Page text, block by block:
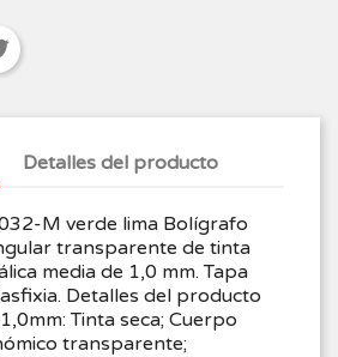
Detalles del producto
M verde lima Bolígrafo
transparente de tinta
media de 1,0 mm. Tapa
Detalles del producto
Tinta seca; Cuerpo
transparente;